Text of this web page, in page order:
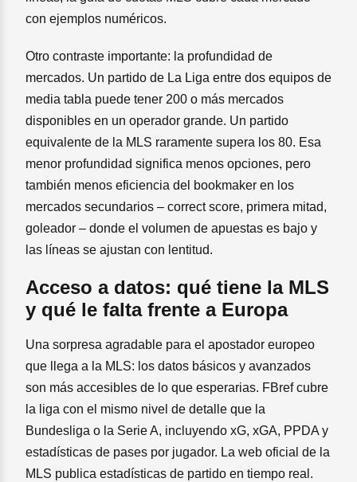
con ejemplos numéricos.
Otro contraste importante: la profundidad de
mercados. Un partido de La Liga entre dos equipos de
media tabla puede tener 200 o más mercados
disponibles en un operador grande. Un partido
equivalente de la MLS raramente supera los 80. Esa
menor profundidad significa menos opciones, pero
también menos eficiencia del bookmaker en los
mercados secundarios – correct score, primera mitad,
goleador – donde el volumen de apuestas es bajo y
las líneas se ajustan con lentitud.
Acceso a datos: qué tiene la MLS
y qué le falta frente a Europa
Una sorpresa agradable para el apostador europeo
que llega a la MLS: los datos básicos y avanzados
son más accesibles de lo que esperarias. FBref cubre
la liga con el mismo nivel de detalle que la
Bundesliga o la Serie A, incluyendo xG, xGA, PPDA y
estadísticas de pases por jugador. La web oficial de la
MLS publica estadísticas de partido en tiempo real.